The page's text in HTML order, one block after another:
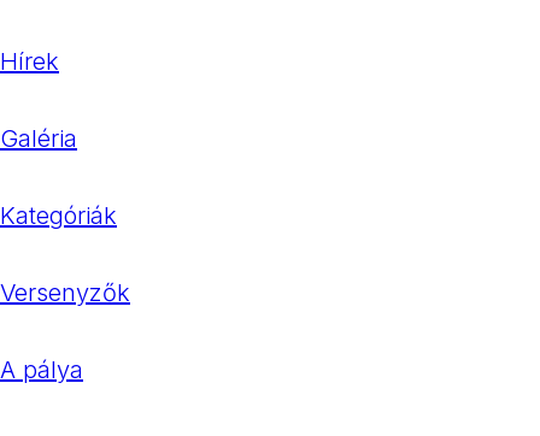
Hírek
Galéria
Kategóriák
Versenyzők
A pálya